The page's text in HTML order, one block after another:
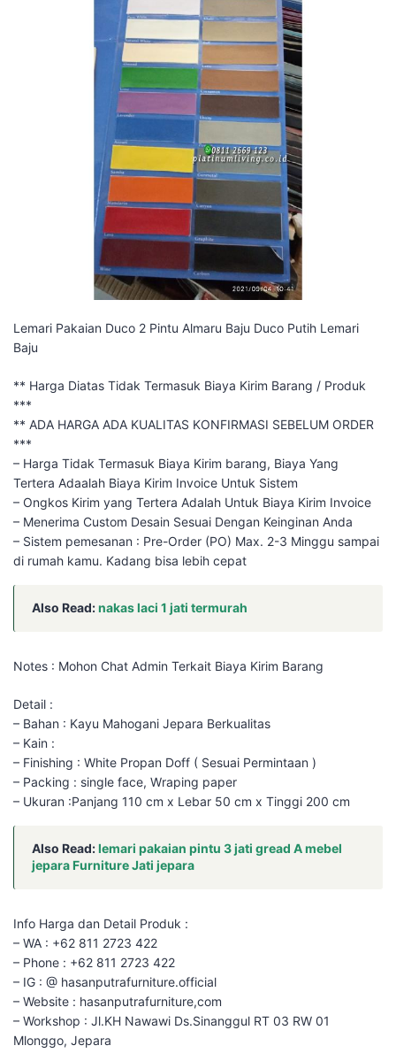
Lemari Pakaian Duco 2 Pintu Almaru Baju Duco Putih Lemari
Baju
** Harga Diatas Tidak Termasuk Biaya Kirim Barang / Produk
***
** ADA HARGA ADA KUALITAS KONFIRMASI SEBELUM ORDER
***
– Harga Tidak Termasuk Biaya Kirim barang, Biaya Yang
Tertera Adaalah Biaya Kirim Invoice Untuk Sistem
– Ongkos Kirim yang Tertera Adalah Untuk Biaya Kirim Invoice
– Menerima Custom Desain Sesuai Dengan Keinginan Anda
– Sistem pemesanan : Pre-Order (PO) Max. 2-3 Minggu sampai
di rumah kamu. Kadang bisa lebih cepat
Also Read:nakas laci 1 jati termurah
Notes : Mohon Chat Admin Terkait Biaya Kirim Barang
Detail :
– Bahan : Kayu Mahogani Jepara Berkualitas
– Kain :
– Finishing : White Propan Doff ( Sesuai Permintaan )
– Packing : single face, Wraping paper
– Ukuran :Panjang 110 cm x Lebar 50 cm x Tinggi 200 cm
Also Read:lemari pakaian pintu 3 jati gread A mebel
jepara Furniture Jati jepara
Info Harga dan Detail Produk :
– WA : +62 811 2723 422
– Phone : +62 811 2723 422
– IG : @ hasanputrafurniture.official
– Website : hasanputrafurniture,com
– Workshop : Jl.KH Nawawi Ds.Sinanggul RT 03 RW 01
Mlonggo, Jepara